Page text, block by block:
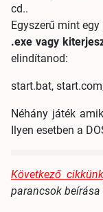
cd..
Egyszerű mint
.exe vagy
elindítanod:
start.bat,
Néhány játék
Ilyen esetben a
Következő cikkünk
parancsok beírása